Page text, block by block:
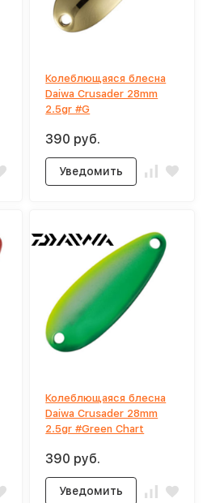
Колеблющаяся блесна
Daiwa Crusader 28mm
2.5gr #G
390 руб.
Уведомить
Колеблющаяся блесна
Daiwa Crusader 28mm
2.5gr #Green Chart
390 руб.
Уведомить